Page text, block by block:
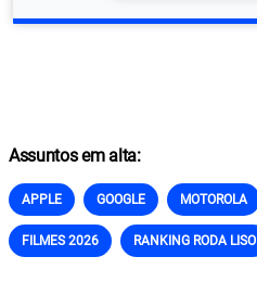
Assuntos em alta:
APPLE GOOGLE MOTOROLA
FILMES 2026 RANKING RODA LISO